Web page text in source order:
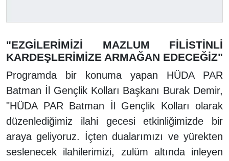
"EZGİLERİMİZİ MAZLUM FİLİSTİNLİ
KARDEŞLERİMİZE ARMAĞAN EDECEĞİZ"
Programda bir konuma yapan HÜDA PAR
Batman İl Gençlik Kolları Başkanı Burak Demir,
"HÜDA PAR Batman İl Gençlik Kolları olarak
düzenlediğimiz ilahi gecesi etkinliğimizde bir
araya geliyoruz. İçten dualarımızı ve yürekten
seslenecek ilahilerimizi, zulüm altında inleyen